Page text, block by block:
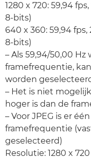
1280 x 720: 59,94
8-bits)
640 x 360: 59,94 fps,
8-bits)
– Als 59,94/50,00
framefrequentie,
worden
– Het is niet
hoger is dan de
– Voor JPEG is er
framefrequentie
geselecteerd)
Resolutie: 1280 x 720